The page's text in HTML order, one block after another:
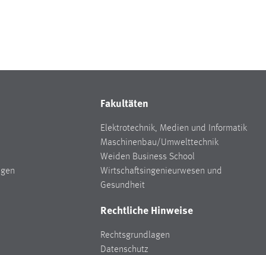
Fakultäten
Elektrotechnik, Medien und Informatik
Maschinenbau/Umwelttechnik
Weiden Business School
Wirtschaftsingenieurwesen und
Gesundheit
Rechtliche Hinweise
Rechtsgrundlagen
Datenschutz